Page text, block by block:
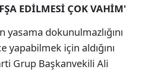
EDİLMESİ ÇOK VAHİM'
dokunulmazlığını
yapabilmek için aldığını
Grup Başkanvekili Ali